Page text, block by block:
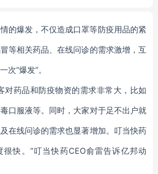
的爆发，不仅造成口罩等防疫用品的紧
等相关药品、在线问诊的需求激增，互
次“爆发”。
对药品和防疫物资的需求非常大，比如
口服液等。同时，大家对于足不出户就
在线问诊的需求也显著增加。叮当快药
很快。”叮当快药CEO俞雷告诉亿邦动